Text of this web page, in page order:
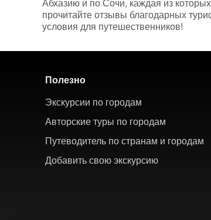
прочитайте отзывы благодарных
условия для путешественников!
Полезно
Экскурсии по городам
Авторские туры по городам
Путеводитель по странам и городам
Добавить свою экскурсию